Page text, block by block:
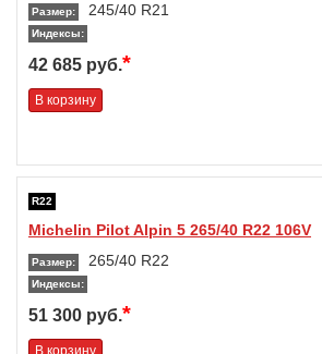
Размер: 245/40 R21
Индексы:
42 685 руб.*
В корзину
R22
Michelin Pilot Alpin 5 265/40 R22 106V
Размер: 265/40 R22
Индексы:
51 300 руб.*